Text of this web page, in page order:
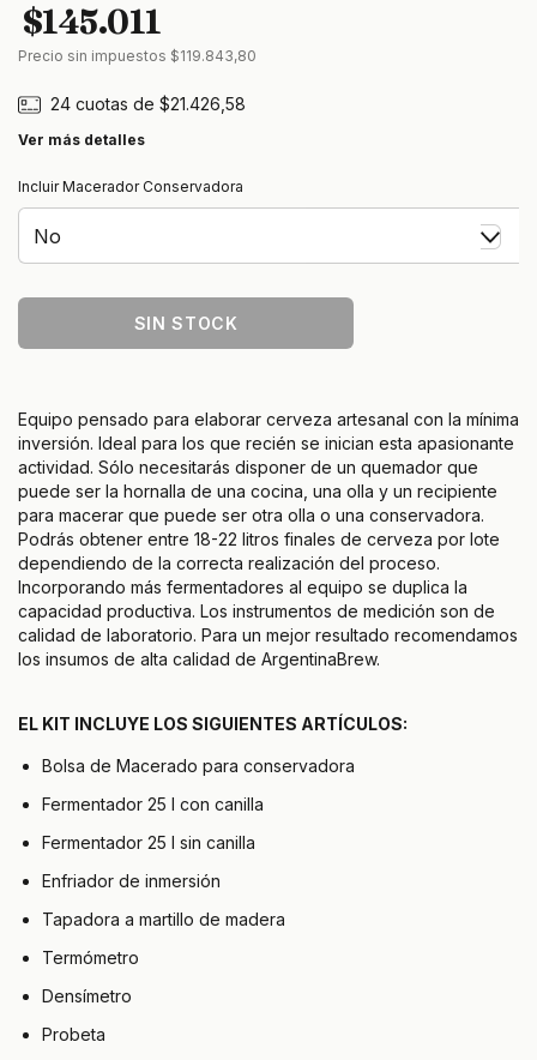
$145.011
Precio sin impuestos $119.843,80
24 cuotas de $21.426,58
Ver más detalles
Incluir Macerador Conservadora
Equipo pensado para elaborar cerveza artesanal con la mínima
inversión. Ideal para los que recién se inician esta apasionante
actividad. Sólo necesitarás disponer de un quemador que
puede ser la hornalla de una cocina, una olla y un recipiente
para macerar que puede ser otra olla o una conservadora.
Podrás obtener entre 18-22 litros finales de cerveza por lote
dependiendo de la correcta realización del proceso.
Incorporando más fermentadores al equipo se duplica la
capacidad productiva. Los instrumentos de medición son de
calidad de laboratorio. Para un mejor resultado recomendamos
los insumos de alta calidad de ArgentinaBrew.
EL KIT INCLUYE LOS SIGUIENTES ARTÍCULOS:
Bolsa de Macerado para conservadora
Fermentador 25 l con canilla
Fermentador 25 l sin canilla
Enfriador de inmersión
Tapadora a martillo de madera
Termómetro
Densímetro
Probeta